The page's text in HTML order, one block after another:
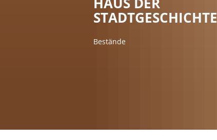
STADTGESCHICHTE
Bestände